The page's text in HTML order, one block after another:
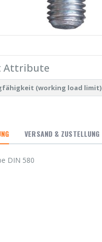
Attribute
(working load limit)
VERSAND & ZUSTELLUNG
DIN 580